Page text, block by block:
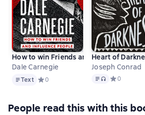
How to win Friends and influence
Dale Carnegie
TextText Средний рейтинг 0 на основе 0
0
Heart of
Joseph Conrad
Text, audio format
Средний
0
People read this with this